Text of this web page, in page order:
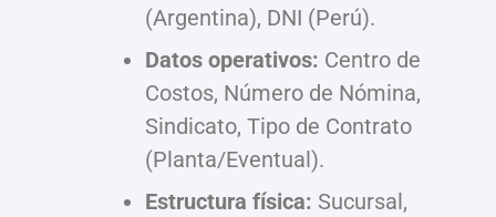
(Argentina), DNI (Perú).
Datos operativos: Centro de
Costos, Número de Nómina,
Sindicato, Tipo de Contrato
(Planta/Eventual).
Estructura física: Sucursal,